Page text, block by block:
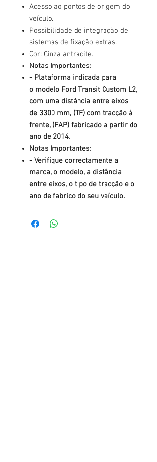
Acesso ao pontos de origem do
veículo.
Possibilidade de integração de
sistemas de fixação extras.
Cor: Cinza antracite.
Notas Importantes:
- Plataforma indicada para
o modelo Ford Transit Custom L2,
com uma distância entre eixos
de 3300 mm, (TF) com tracção à
frente, (FAP) fabricado a partir do
ano de 2014.
Notas Importantes:
- Verifique correctamente a
marca, o modelo, a distância
entre eixos, o tipo de tracção e o
ano de fabrico do seu veículo.